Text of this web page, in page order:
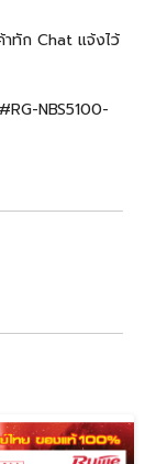
ทัก Chat แจ้งไว้
NBS5100-